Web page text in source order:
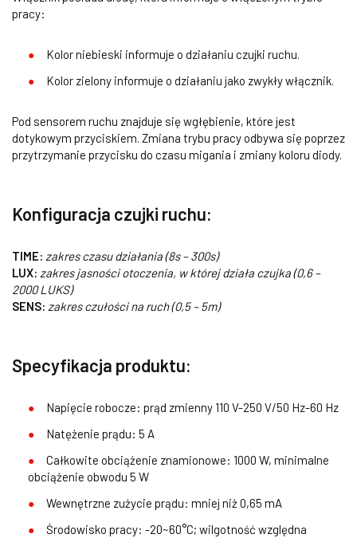
pracy:
Kolor niebieski informuje o działaniu czujki ruchu.
Kolor zielony informuje o działaniu jako zwykły włącznik.
Pod sensorem ruchu znajduje się wgłębienie, które jest
dotykowym przyciskiem. Zmiana trybu pracy odbywa się poprzez
przytrzymanie przycisku do czasu migania i zmiany koloru diody.
Konfiguracja czujki ruchu:
TIME: zakres czasu działania (8s – 300s)
LUX: zakres jasności otoczenia, w której działa czujka (0,6 –
2000 LUKS)
SENS: zakres czułości na ruch (0,5 – 5m)
Specyfikacja produktu:
Napięcie robocze: prąd zmienny 110 V-250 V/50 Hz-60 Hz
Natężenie prądu: 5 A
Całkowite obciążenie znamionowe: 1000 W, minimalne
obciążenie obwodu 5 W
Wewnętrzne zużycie prądu: mniej niż 0,65 mA
Środowisko pracy: -20~60°C; wilgotność względna